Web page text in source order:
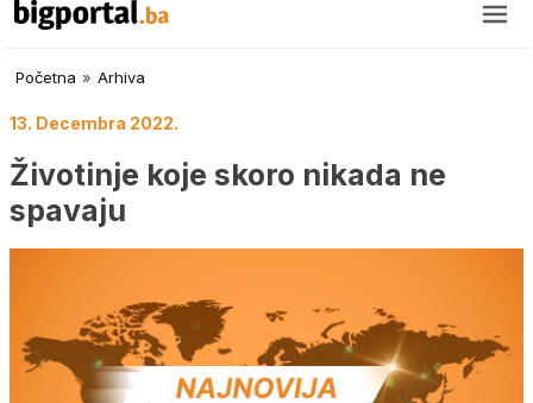
Početna » Arhiva
13. Decembra 2022.
Životinje koje skoro nikada ne
spavaju